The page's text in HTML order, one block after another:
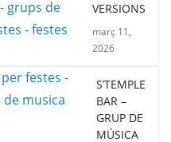
VERSIONS
març 11,
2026
S’TEMPLE
BAR –
GRUP DE
MÚSICA